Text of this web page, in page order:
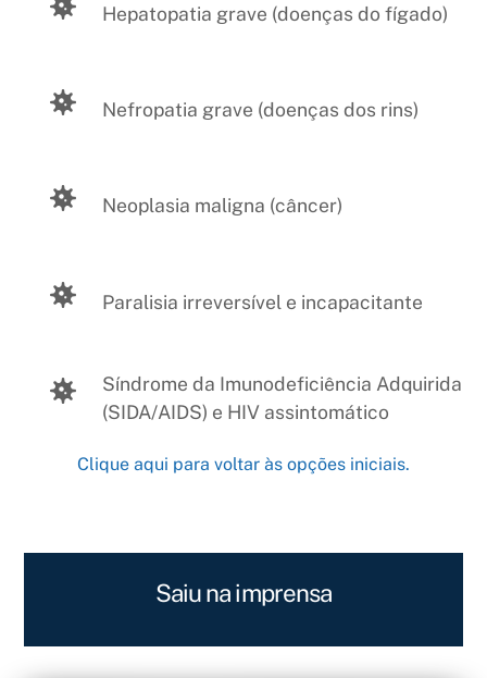
Hepatopatia grave (doenças do fígado)
Nefropatia grave (doenças dos rins)
Neoplasia maligna (câncer)
Paralisia irreversível e incapacitante
Síndrome da Imunodeficiência Adquirida
(SIDA/AIDS) e HIV assintomático
Clique aqui para voltar às opções iniciais.
Saiu na imprensa